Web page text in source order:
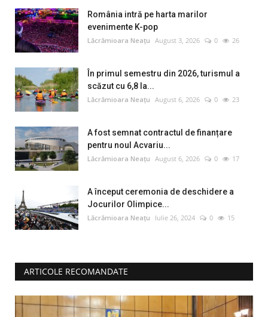
România intră pe harta marilor
evenimente K-pop
Lăcrămioara Neațu August 3, 2026 0 26
În primul semestru din 2026, turismul a
scăzut cu 6,8 la...
Lăcrămioara Neațu August 6, 2026 0 23
A fost semnat contractul de finanțare
pentru noul Acvariu...
Lăcrămioara Neațu August 6, 2026 0 17
A început ceremonia de deschidere a
Jocurilor Olimpice...
Lăcrămioara Neațu Iulie 26, 2024 0 15
ARTICOLE RECOMANDATE